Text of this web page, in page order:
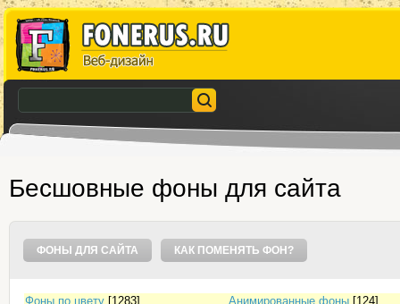
Бесшовные фоны для сайта
ФОНЫ ДЛЯ САЙТА КАК ПОМЕНЯТЬ ФОН?
Фоны по цвету [1283] Анимированные фоны [124]